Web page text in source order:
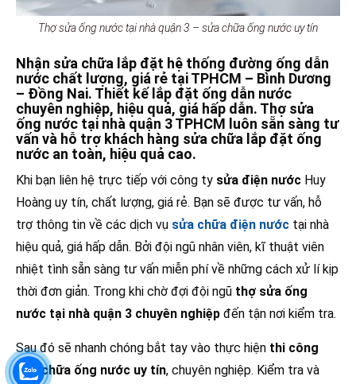
Thợ sửa ống nước tại nhà quận 3 – sửa chữa ống nước uy tín
Nhận sửa chữa lắp đặt hệ thống đường ống dẫn
nước chất lượng, giá rẻ tại TPHCM – Bình Dương
– Đồng Nai. Thiết kế lắp đặt ống dẫn nước
chuyên nghiệp, hiệu quả, giá hấp dẫn. Thợ sửa
ống nước tại nhà quận 3 TPHCM luôn sẵn sàng tư
vấn và hỗ trợ khách hàng sửa chữa lắp đặt ống
nước an toàn, hiệu quả cao.
Khi bạn liên hệ trực tiếp với công ty sửa điện nước Huy
Hoàng uy tín, chất lượng, giá rẻ. Bạn sẽ được tư vấn, hỗ
trợ thông tin về các dịch vụ sửa chữa điện nước tại nhà
hiệu quả, giá hấp dẫn. Bởi đội ngũ nhân viên, kĩ thuật viên
nhiệt tình sẵn sàng tư vấn miễn phí về những cách xử lí kịp
thời đơn giản. Trong khi chờ đợi đội ngũ thợ sửa ống
nước tại nhà quận 3 chuyên nghiệp đến tận nơi kiểm tra.
Sau đó sẽ nhanh chóng bắt tay vào thực hiện thi công
sửa chữa ống nước uy tín, chuyên nghiệp. Kiểm tra và